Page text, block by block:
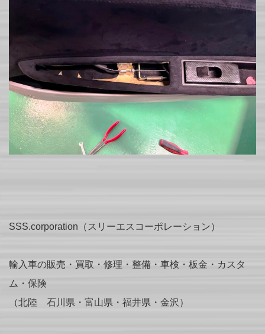
SSS.corporation（スリーエスコーポレーション）
輸入車の販売・買取・修理・整備・車検・板金・カスタ
ム・保険
（北陸 石川県・富山県・福井県・金沢）